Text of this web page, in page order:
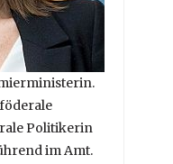
Politikerin
im Amt.